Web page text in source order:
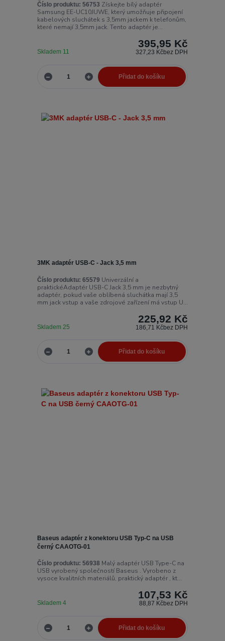
Číslo produktu: 56753 Získejte bílý adaptér
Samsung EE-UC10JUWE, který umožňuje připojení
kabelových sluchátek s 3,5mm jackem k telefonům,
které nemají 3,5mm jack. Tento adaptér je...
395,95 Kč
327,23 Kčbez DPH
Skladem 11
Přidat do košíku
3MK adaptér USB-C - Jack 3,5 mm
Číslo produktu: 65579 Univerzální a
praktickéAdaptér USB-C Jack 3,5 mm je nezbytný
adaptér, pokud vaše oblíbená sluchátka mají 3,5
mm jack vstup a vaše zdrojové zařízení má vstup U...
225,92 Kč
186,71 Kčbez DPH
Skladem 25
Přidat do košíku
Baseus adaptér z konektoru USB Typ-C na USB
černý CAAOTG-01
Číslo produktu: 56938 Malý adaptér USB Type-C na
USB vyrobený společností Baseus . Vyrobeno z
vysoce kvalitních materiálů, praktický adaptér , kt...
107,53 Kč
88,87 Kčbez DPH
Skladem 4
Přidat do košíku